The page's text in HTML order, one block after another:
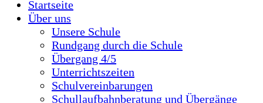
Berufsorientierung
Gemeinde- und Schulbücherei
Mensa und Cafeteria
Schullogo
Schulgemeinschaft
Schulleitung und Sekretariat
Kollegium